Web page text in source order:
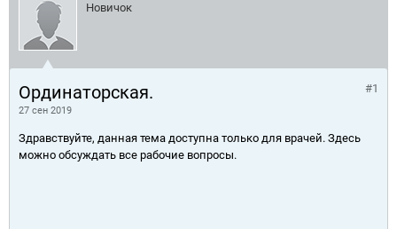
Новичок
Ординаторская.
27 сен 2019
#1
Здравствуйте, данная тема доступна только для врачей. Здесь
можно обсуждать все рабочие вопросы.